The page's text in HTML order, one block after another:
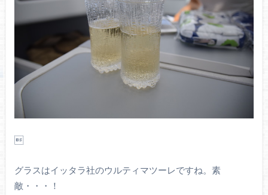

グラスはイッタラ社のウルティマツーレですね。素
敵・・・！